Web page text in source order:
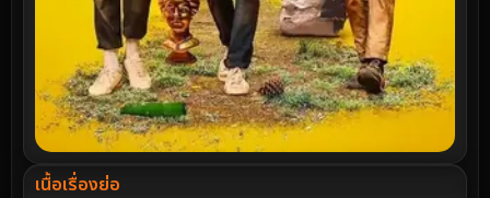
เนื้อเรื่องย่อ